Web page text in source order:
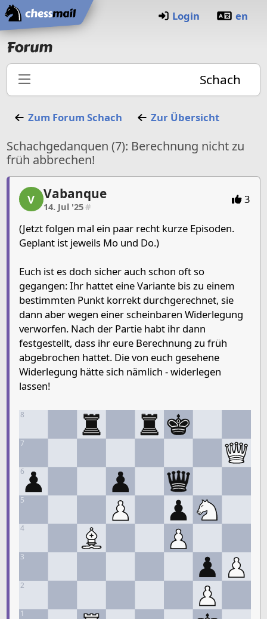
Startseite
Login en
Forum
Schach
Zum Forum Schach Zur Übersicht
Schachgedanquen (7): Berechnung nicht zu
früh abbrechen!
Vabanque, 1/3, 14. Jul '25
V Vabanque
14. Jul '25#
3
(Jetzt folgen mal ein paar recht kurze Episoden.
Geplant ist jeweils Mo und Do.)
Euch ist es doch sicher auch schon oft so
gegangen: Ihr hattet eine Variante bis zu einem
bestimmten Punkt korrekt durchgerechnet, sie
dann aber wegen einer scheinbaren Widerlegung
verworfen. Nach der Partie habt ihr dann
festgestellt, dass ihr eure Berechnung zu früh
abgebrochen hattet. Die von euch gesehene
Widerlegung hätte sich nämlich - widerlegen
lassen!
8
7
6
5
4
3
2
1